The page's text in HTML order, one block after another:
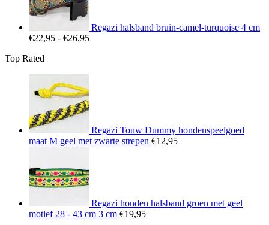
Regazi halsband bruin-camel-turquoise 4 cm
€22,95 - €26,95Prijsklasse:
Top Rated
Regazi Touw Dummy hondenspeelgoed
maat M geel met zwarte strepen €12,95
Regazi honden halsband groen met geel
motief 28 - 43 cm 3 cm €19,95